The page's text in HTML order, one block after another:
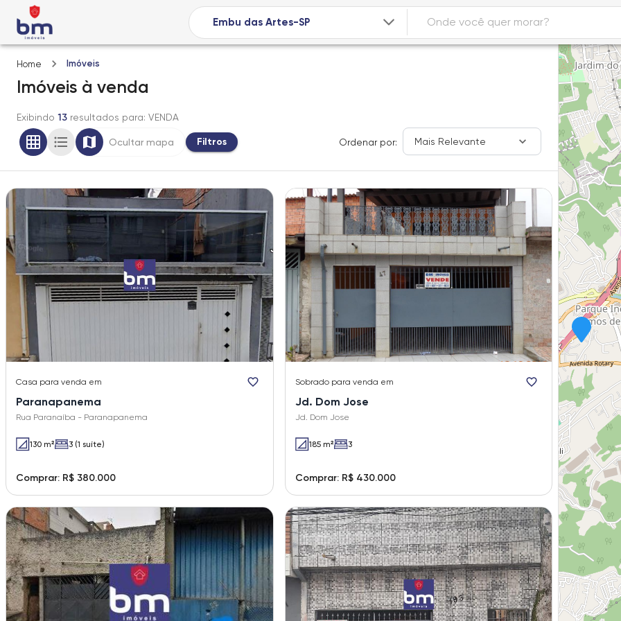
Home Imóveis
Imóveis à venda
Exibindo 13 resultados para: VENDA
Ocultar mapa Filtros Ordenar por: Mais Relevante
Casa para venda em
Paranapanema
Rua Paranaíba - Paranapanema
130 m² 3 (1 suíte)
Comprar: R$ 380.000
Sobrado para venda em
Jd. Dom Jose
Jd. Dom Jose
185 m² 3
Comprar: R$ 430.000